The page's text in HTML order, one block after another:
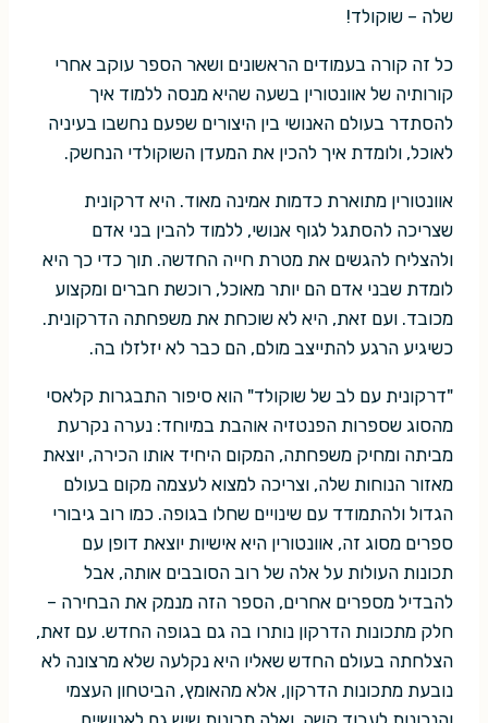
שלה – שוקולד!
כל זה קורה בעמודים הראשונים ושאר הספר עוקב אחרי
קורותיה של אוונטורין בשעה שהיא מנסה ללמוד איך
להסתדר בעולם האנושי בין היצורים שפעם נחשבו בעיניה
לאוכל, ולומדת איך להכין את המעדן השוקולדי הנחשק.
אוונטורין מתוארת כדמות אמינה מאוד. היא דרקונית
שצריכה להסתגל לגוף אנושי, ללמוד להבין בני אדם
ולהצליח להגשים את מטרת חייה החדשה. תוך כדי כך היא
לומדת שבני אדם הם יותר מאוכל, רוכשת חברים ומקצוע
מכובד. ועם זאת, היא לא שוכחת את משפחתה הדרקונית.
כשיגיע הרגע להתייצב מולם, הם כבר לא יזלזלו בה.
"דרקונית עם לב של שוקולד" הוא סיפור התבגרות קלאסי
מהסוג שספרות הפנטזיה אוהבת במיוחד: נערה נקרעת
מביתה ומחיק משפחתה, המקום היחיד אותו הכירה, יוצאת
מאזור הנוחות שלה, וצריכה למצוא לעצמה מקום בעולם
הגדול ולהתמודד עם שינויים שחלו בגופה. כמו רוב גיבורי
ספרים מסוג זה, אוונטורין היא אישיות יוצאת דופן עם
תכונות העולות על אלה של רוב הסובבים אותה, אבל
להבדיל מספרים אחרים, הספר הזה מנמק את הבחירה –
חלק מתכונות הדרקון נותרו בה גם בגופה החדש. עם זאת,
הצלחתה בעולם החדש שאליו היא נקלעה שלא מרצונה לא
נובעת מתכונות הדרקון, אלא מהאומץ, הביטחון העצמי